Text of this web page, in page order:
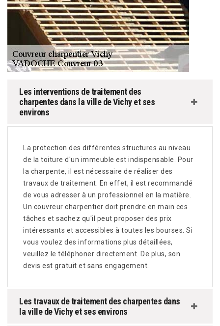
Les interventions de traitement des
charpentes dans la ville de Vichy et ses
environs
La protection des différentes structures au niveau
de la toiture d'un immeuble est indispensable. Pour
la charpente, il est nécessaire de réaliser des
travaux de traitement. En effet, il est recommandé
de vous adresser à un professionnel en la matière.
Un couvreur charpentier doit prendre en main ces
tâches et sachez qu'il peut proposer des prix
intéressants et accessibles à toutes les bourses. Si
vous voulez des informations plus détaillées,
veuillez le téléphoner directement. De plus, son
devis est gratuit et sans engagement.
Les travaux de traitement des charpentes dans
la ville de Vichy et ses environs